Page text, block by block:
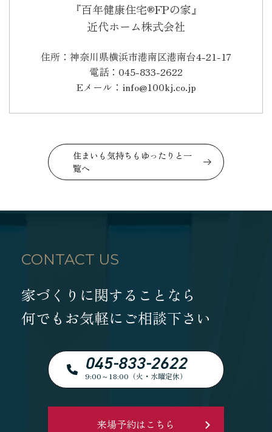
『百年健康住宅®FPの家』
近代ホーム株式会社
住所：神奈川県横浜市港南区港南台4-21-17
電話：045-833-2622
Eメール：info@100kj.co.jp
住まいも気持ちもゆったりと一
覧へ
CONTACT US
家づくりに関することなら
何でもお気軽にご相談下さい
045-833-2622
9:00～18:00（火・水曜定休）
来場予約はこちら